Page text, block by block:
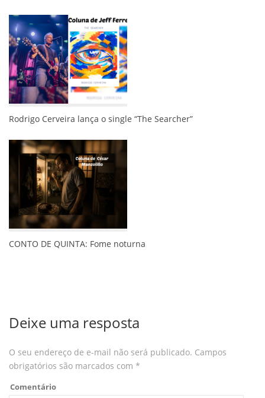
Rodrigo Cerveira lança o single “The Searcher”
CONTO DE QUINTA: Fome noturna
Deixe uma resposta
O seu endereço de e-mail não será publicado. Campos
obrigatórios são marcados com *
Comentário